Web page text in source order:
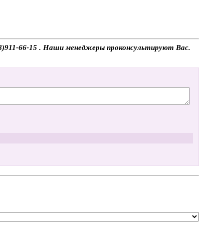
66-15 . Наши менеджеры проконсультируют Вас.